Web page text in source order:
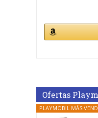
Ofertas
PLAYMOBIL MÁS